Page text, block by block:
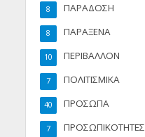
ΠΑΡΑΔΟΣΗ
8
ΠΑΡΑΞΕΝΑ
8
ΠΕΡΙΒΑΛΛΟΝ
10
ΠΟΛΙΤΙΣΜΙΚΑ
7
ΠΡΟΣΩΠΑ
40
ΠΡΟΣΩΠΙΚΟΤΗΤΕΣ
7